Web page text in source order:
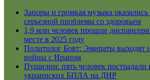
Запоры и громкая музыка
серьезной проблемы со здоровьем
1,9 млн человек прошли
месте в 2025 году
Политолог Бовт: Эмираты
войны с Ираном
Пушилин: пять человек пострадали
украинских БПЛА на ДНР